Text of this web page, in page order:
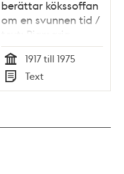
berättar kökssoffan
om en svunnen tid /
text: Piamaria
Hallberg
Tid
1917 till 1975
Typ
Text